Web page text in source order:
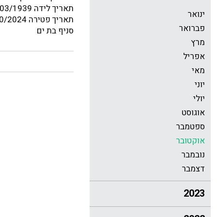
ינואר
פברואר
מרץ
אפריל
מאי
יוני
יולי
אוגוסט
ספטמבר
אוקטובר
נובמבר
דצמבר
2023
תאריך לידה 22/03/1939
תאריך פטירה 20/10/2024
סניף בת ים